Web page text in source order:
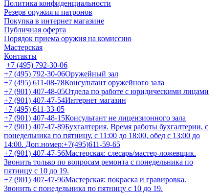
Политика конфиденциальности
Резерв оружия и патронов
Покупка в интернет магазине
Публичная оферта
Порядок приема оружия на комиссию
Мастерская
Контакты
+7 (495) 792-30-06
+7 (495) 792-30-06Оружейный зал
+7 (495) 611-08-78Консультант оружейного зала
+7 (901) 407-48-05Отдела по работе с юридическими лицами
+7 (901) 407-47-54Интернет магазин
+7 (495) 611-33-05
+7 (901) 407-48-15Консультант не лицензионного зала
+7 (901) 407-47-89Бухгалтерия. Время работы бухгалтерии, с
понедельника по пятницу, с 11:00 до 18:00, обед с 13:00 до
14:00. Доп.номер:+7(495)611-59-65
+7 (901) 407-47-56Мастерская: слесарь/мастер-ложевщик.
Звонить только по вопросам ремонта с понедельника по
пятницу с 10 до 19.
+7 (901) 407-47-96Мастерская: покраска и гравировка.
Звонить с понедельника по пятницу с 10 до 19.